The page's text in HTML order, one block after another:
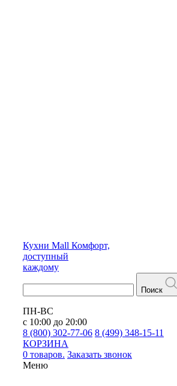
Кухни Mall Комфорт,
доступный
каждому
Поиск
ПН-ВС
с 10:00 до 20:00
8 (800) 302-77-06 8 (499) 348-15-11
КОРЗИНА
0 товаров. Заказать звонок
Меню